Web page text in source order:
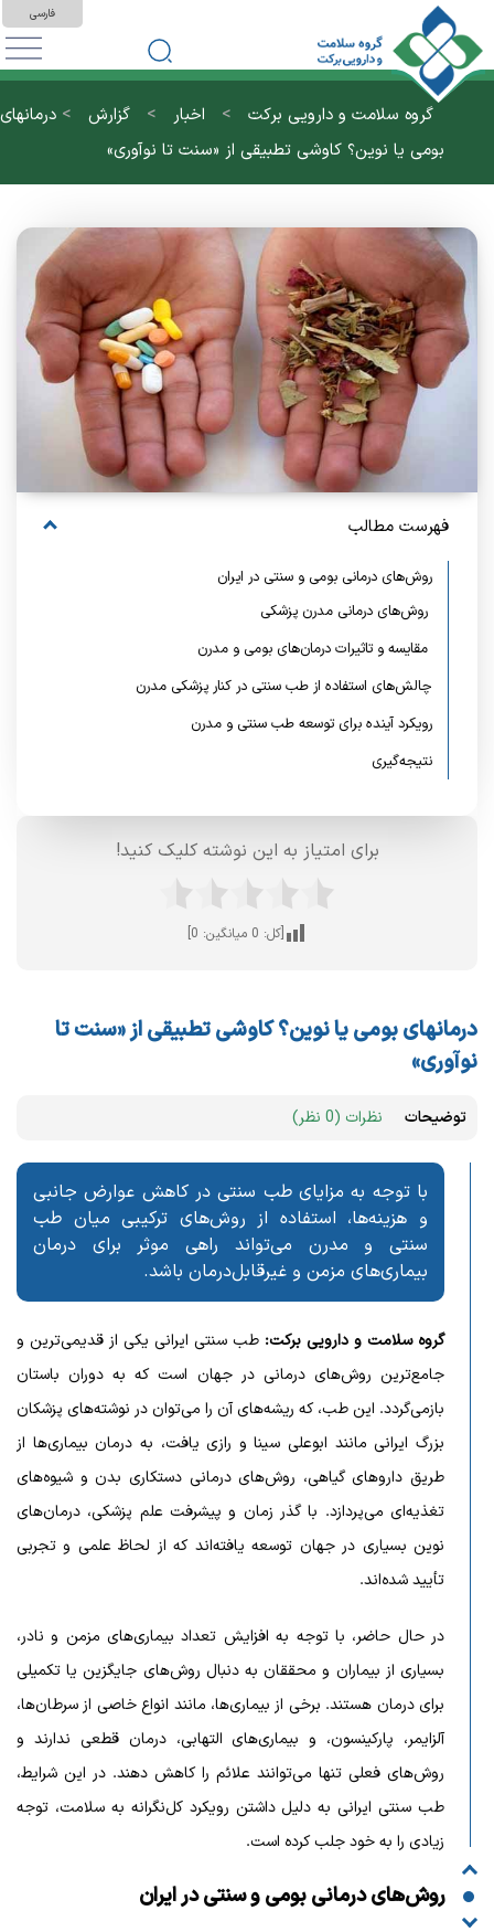
فارسی
گروه سلامت و دارویی برکت > اخبار > گزارش > درمانهای
بومی یا نوین؟ کاوشی تطبیقی از «سنت تا نوآوری»
فهرست مطالب
روش‌های درمانی بومی و سنتی در ایران
روش‌های درمانی مدرن پزشکی
مقایسه و تاثیرات درمان‌های بومی و مدرن
چالش‌های استفاده از طب سنتی در کنار پزشکی مدرن
رویکرد آینده برای توسعه طب سنتی و مدرن
نتیجه‌گیری
برای امتیاز به این نوشته کلیک کنید!
[کل: 0 میانگین: 0
]
درمانهای بومی یا نوین؟ کاوشی تطبیقی از «سنت تا
نوآوری»
توضیحات نظرات (0 نظر)
با توجه به مزایای طب سنتی در کاهش عوارض جانبی
و هزینه‌ها، استفاده از روش‌های ترکیبی میان طب
سنتی و مدرن می‌تواند راهی موثر برای درمان
بیماری‌های مزمن و غیرقابل‌درمان باشد.
گروه سلامت و دارویی برکت: طب سنتی ایرانی یکی از قدیمی‌ترین و
جامع‌ترین روش‌های درمانی در جهان است که به دوران باستان
بازمی‌گردد. این طب، که ریشه‌های آن را می‌توان در نوشته‌های پزشکان
بزرگ ایرانی مانند ابوعلی سینا و رازی یافت، به درمان بیماری‌ها از
طریق داروهای گیاهی، روش‌های درمانی دستکاری بدن و شیوه‌های
تغذیه‌ای می‌پردازد. با گذر زمان و پیشرفت علم پزشکی، درمان‌های
نوین بسیاری در جهان توسعه یافته‌اند که از لحاظ علمی و تجربی
تأیید شده‌اند.
در حال حاضر، با توجه به افزایش تعداد بیماری‌های مزمن و نادر،
بسیاری از بیماران و محققان به دنبال روش‌های جایگزین یا تکمیلی
برای درمان هستند. برخی از بیماری‌ها، مانند انواع خاصی از سرطان‌ها،
آلزایمر، پارکینسون، و بیماری‌های التهابی، درمان قطعی ندارند و
روش‌های فعلی تنها می‌توانند علائم را کاهش دهند. در این شرایط،
طب سنتی ایرانی به دلیل داشتن رویکرد کل‌نگرانه به سلامت، توجه
زیادی را به خود جلب کرده است.
روش‌های درمانی بومی و سنتی در ایران